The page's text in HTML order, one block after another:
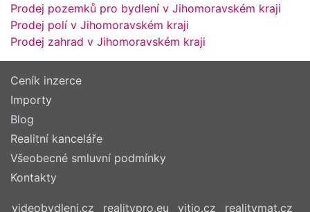
Prodej pozemků pro bydlení v Jihomoravském kraji
Prodej polí v Jihomoravském kraji
Prodej zahrad v Jihomoravském kraji
Ceník inzerce
Importy
Blog
Realitní kanceláře
Všeobecné smluvní podmínky
Kontakty
videobydleni.cz realitypro.eu vitio.cz realitymat.cz